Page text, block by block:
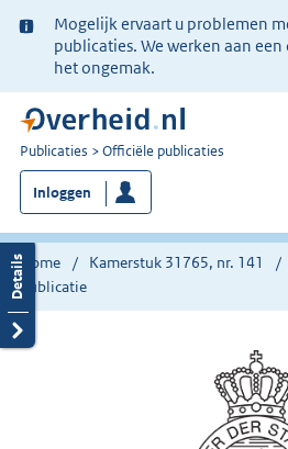
Ter
informatie:
Mogelijk ervaart u problemen
publicaties. We werken aan een
het ongemak.
U
bent
nu
hier:
Publicaties Officiële publicaties
Inloggen
Home Kamerstuk 31765, nr. 141
publicatie